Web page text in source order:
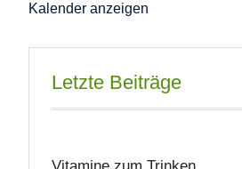
Kalender anzeigen
Letzte Beiträge